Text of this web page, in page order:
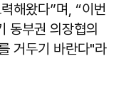
해왔다”며, “이번
동부권 의장협의
거두기 바란다"라